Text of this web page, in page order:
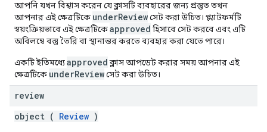
আপনি যখন বিশ্বাস করেন যে ক্লাসটি ব্যবহারের জন্য প্রস্তুত তখন
আপনার এই ক্ষেত্রটিকে underReviewসেট করা উচিত। প্ল্যাটফর্মটি
স্বয়ংক্রিয়ভাবে এই ক্ষেত্রটিকেapproved হিসাবে সেট করবে এবং এটি
অবিলম্বে বস্তু তৈরি বা স্থানান্তর করতে ব্যবহার করা যেতে পারে।
একটি ইতিমধ্যেapprovedক্লাস আপডেট করার সময় আপনার এই
ক্ষেত্রটিকে underReviewসেট করা উচিত।
review
object ( Review )